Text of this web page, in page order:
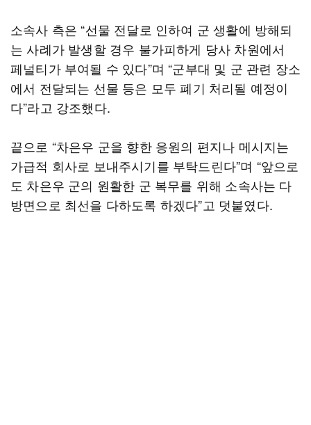
소속사 측은 “선물 전달로 인하여 군 생활에 방해되
는 사례가 발생할 경우 불가피하게 당사 차원에서
페널티가 부여될 수 있다”며 “군부대 및 군 관련 장소
에서 전달되는 선물 등은 모두 폐기 처리될 예정이
다”라고 강조했다.
끝으로 “차은우 군을 향한 응원의 편지나 메시지는
가급적 회사로 보내주시기를 부탁드린다”며 “앞으로
도 차은우 군의 원활한 군 복무를 위해 소속사는 다
방면으로 최선을 다하도록 하겠다”고 덧붙였다.